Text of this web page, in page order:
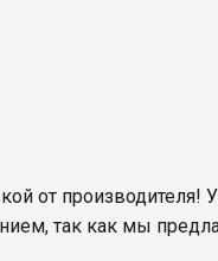
от производителя!
так как мы